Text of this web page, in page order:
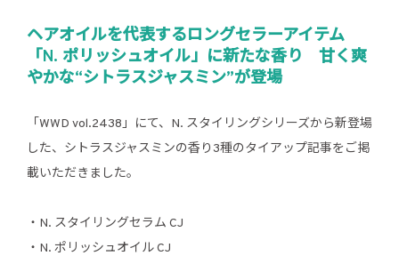
ヘアオイルを代表するロングセラーアイテム
「N. ポリッシュオイル」に新たな香り 甘く爽
やかな“シトラスジャスミン”が登場
「WWD vol.2438」にて、N. スタイリングシリーズから新登場
した、シトラスジャスミンの香り3種のタイアップ記事をご掲
載いただきました。
・N. スタイリングセラム CJ
・N. ポリッシュオイル CJ